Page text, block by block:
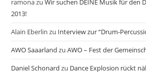
ramonazuWir suchen DEINE Musik für den
2013!
Alain Eberlin zu Interview zur “Drum-
AWO Saaarland zuAWO – Fest der
Daniel Schonard zu Dance Explosion rückt